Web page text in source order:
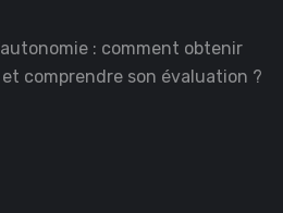
: comment obtenir
et comprendre son évaluation ?